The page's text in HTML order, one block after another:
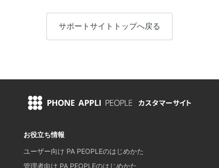
サポートサイトトップへ戻る
お役立ち情報
ユーザー向け PA PEOPLEのはじめかた
管理者向け PA PEOPLEのはじめかた